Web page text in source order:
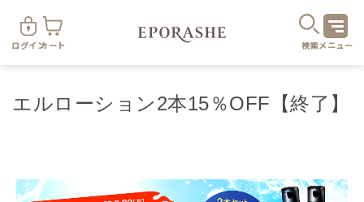
ログインカート 検索メニュー
エルローション2本15％OFF【終了】